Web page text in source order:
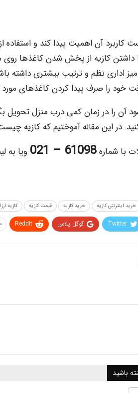
آن اهمیت پیدا کند و استفاده
داشتن کازیه از پخش شدن کاغذها روی
اداری نظم و ترتیب بیشتری داشته
را صرف پیدا کردن کاغذهای مورد
آن را در زمان کمی درب منزل تحویل
در این مقاله آموختیم که کازیه
با شماره61098 – 021 ویا به
خرید اینترنتی کازیه خرید کازیه قیمت کازیه کازیه
Twitter گوگل پلاس ReddIt
باشید